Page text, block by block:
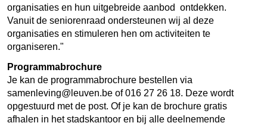
organisaties en hun uitgebreide aanbod ontdekken.
Vanuit de seniorenraad ondersteunen wij al deze
organisaties en stimuleren hen om activiteiten te
organiseren."
Programmabrochure
Je kan de programmabrochure bestellen via
samenleving@leuven.be of 016 27 26 18. Deze wordt
opgestuurd met de post. Of je kan de brochure gratis
afhalen in het stadskantoor en bij alle deelnemende